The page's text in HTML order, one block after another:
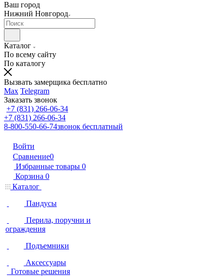
Ваш город
Нижний Новгород
Каталог
По всему сайту
По каталогу
Вызвать замерщика бесплатно
Max Telegram
Заказать звонок
+7 (831) 266-06-34
+7 (831) 266-06-34
8-800-550-66-74звонок бесплатный
Войти
Сравнение0
Избранные товары 0
Корзина 0
Каталог
Пандусы
Перила, поручни и
ограждения
Подъемники
Аксессуары
Готовые решения